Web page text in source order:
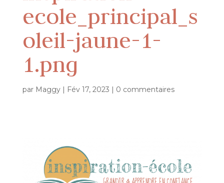
ecole_principal_s
oleil-jaune-1-
1.png
par Maggy| Fév 17, 2023 | 0 commentaires